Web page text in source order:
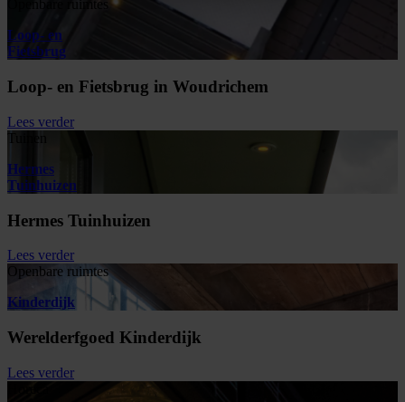
Openbare ruimtes
Loop- en
Fietsbrug
Loop- en Fietsbrug in Woudrichem
Lees verder
Tuinen
Hermes
Tuinhuizen
Hermes Tuinhuizen
Lees verder
Openbare ruimtes
Kinderdijk
Werelderfgoed Kinderdijk
Lees verder